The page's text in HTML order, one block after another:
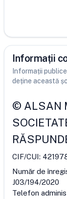
Informații
Informații
deține această
© ALSAN
CIF/CUI:
Număr de
J03/194/2020
Telefon